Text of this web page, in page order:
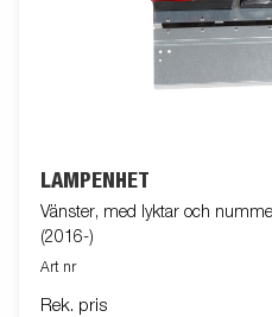
LAMPENHET
Vänster, med lyktar och
(2016-)
Art nr
Rek. pris